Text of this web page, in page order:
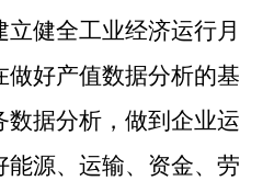
健全工业经济运行月
做好产值数据分析的基
数据分析，做到企业运
能源、运输、资金、劳